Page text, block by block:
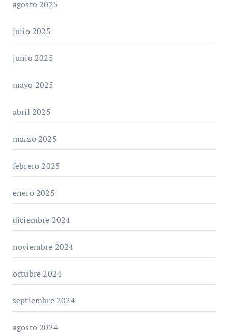
agosto 2025
julio 2025
junio 2025
mayo 2025
abril 2025
marzo 2025
febrero 2025
enero 2025
diciembre 2024
noviembre 2024
octubre 2024
septiembre 2024
agosto 2024